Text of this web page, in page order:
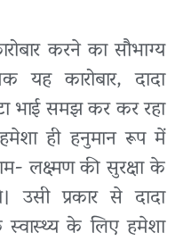
करने का सौभाग्य
कारोबार, दादा
भाई समझ कर कर रहा
ही हनुमान रूप में
लक्ष्मण की सुरक्षा के
उसी प्रकार से दादा
स्वास्थ्य के लिए हमेशा